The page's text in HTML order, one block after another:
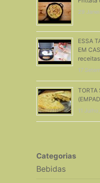
29
ESSA
EM
17
TORTA
11
Categorias
Bebidas